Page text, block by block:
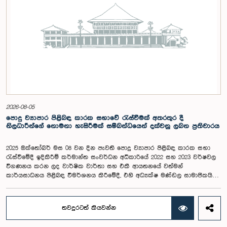
2026-08-05
පොදු ව්‍යාපාර පිළිබඳ කාරක සභාවේ රැස්වීමක් අතරතුර දී
නිලධාරීන්ගේ නොමනා හැසිරීමක් සම්බන්ධයෙන් දක්වනු ලබන ප්‍රතිචාරය
2025 ඔක්තෝබර් මස 08 වන දින පැවති පොදු ව්‍යාපාර පිළිබඳ කාරක සභා
රැස්වීමේදී ඉදිකිරීම් කර්මාන්ත සංවර්ධන අධිකාරියේ 2022 සහ 2023 වර්ෂවල
විගණනය කරන ලද වාර්ෂික වාර්තා සහ එකී ආයතනයේ වත්මන්
කාර්යසාධනය පිළිබඳ විමර්ශනය කිරීමේදී, එහි අධ්‍යක්ෂ මණ්ඩල සාමාජිකයින්
නිලධාරීන් විසින් තම ඇඳුම් පැළඳුම් සම්බන්ධයෙන් පිළිපැදිය යුතු වන
නිර්නායකයන්ගෙන් බැහැරව, එකී අවස්ථාවට නුසුදුසු ආකාරයෙන් සැරසී
තවදුරටත් කියවන්න